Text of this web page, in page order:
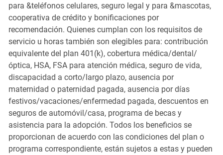
para &teléfonos celulares, seguro legal y para &mascotas,
cooperativa de crédito y bonificaciones por
recomendación. Quienes cumplan con los requisitos de
servicio u horas también son elegibles para: contribución
equivalente del plan 401(k), cobertura médica/dental/
óptica, HSA, FSA para atención médica, seguro de vida,
discapacidad a corto/largo plazo, ausencia por
maternidad o paternidad pagada, ausencia por días
festivos/vacaciones/enfermedad pagada, descuentos en
seguros de automóvil/casa, programa de becas y
asistencia para la adopción. Todos los beneficios se
proporcionan de acuerdo con las condiciones del plan o
programa correspondiente, están sujetos a estas y pueden